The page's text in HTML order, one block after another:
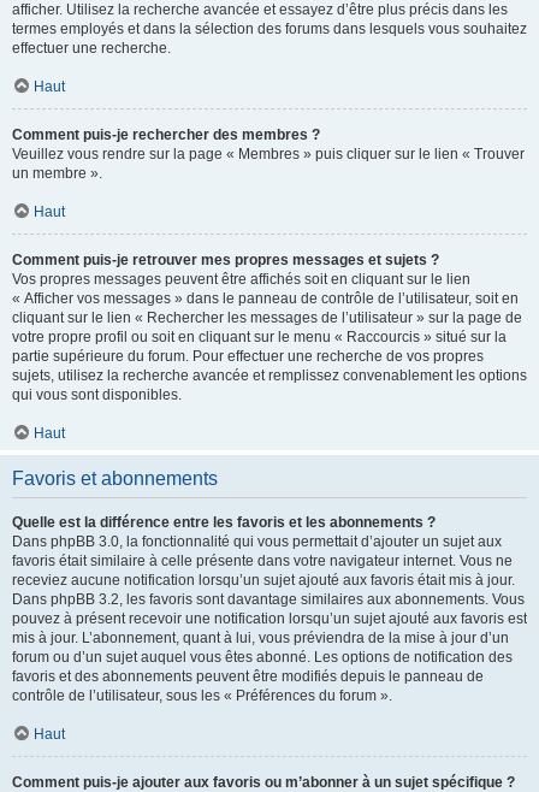
afficher. Utilisez la recherche avancée et essayez d’être plus précis dans les
termes employés et dans la sélection des forums dans lesquels vous souhaitez
effectuer une recherche.
Haut
Comment puis-je rechercher des membres ?
Veuillez vous rendre sur la page « Membres » puis cliquer sur le lien « Trouver
un membre ».
Haut
Comment puis-je retrouver mes propres messages et sujets ?
Vos propres messages peuvent être affichés soit en cliquant sur le lien
« Afficher vos messages » dans le panneau de contrôle de l’utilisateur, soit en
cliquant sur le lien « Rechercher les messages de l’utilisateur » sur la page de
votre propre profil ou soit en cliquant sur le menu « Raccourcis » situé sur la
partie supérieure du forum. Pour effectuer une recherche de vos propres
sujets, utilisez la recherche avancée et remplissez convenablement les options
qui vous sont disponibles.
Haut
Favoris et abonnements
Quelle est la différence entre les favoris et les abonnements ?
Dans phpBB 3.0, la fonctionnalité qui vous permettait d’ajouter un sujet aux
favoris était similaire à celle présente dans votre navigateur internet. Vous ne
receviez aucune notification lorsqu’un sujet ajouté aux favoris était mis à jour.
Dans phpBB 3.2, les favoris sont davantage similaires aux abonnements. Vous
pouvez à présent recevoir une notification lorsqu’un sujet ajouté aux favoris est
mis à jour. L’abonnement, quant à lui, vous préviendra de la mise à jour d’un
forum ou d’un sujet auquel vous êtes abonné. Les options de notification des
favoris et des abonnements peuvent être modifiés depuis le panneau de
contrôle de l’utilisateur, sous les « Préférences du forum ».
Haut
Comment puis-je ajouter aux favoris ou m’abonner à un sujet spécifique ?